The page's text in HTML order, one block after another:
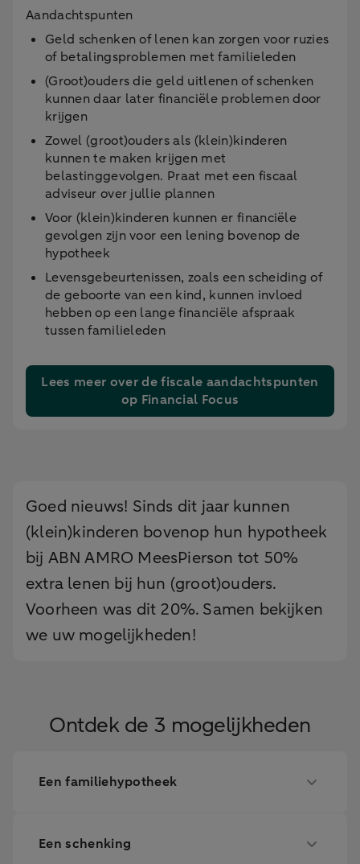
Aandachtspunten
Geld schenken of lenen kan zorgen voor ruzies
of betalingsproblemen met familieleden
(Groot)ouders die geld uitlenen of schenken
kunnen daar later financiële problemen door
krijgen
Zowel (groot)ouders als (klein)kinderen
kunnen te maken krijgen met
belastinggevolgen. Praat met een fiscaal
adviseur over jullie plannen
Voor (klein)kinderen kunnen er financiële
gevolgen zijn voor een lening bovenop de
hypotheek
Levensgebeurtenissen, zoals een scheiding of
de geboorte van een kind, kunnen invloed
hebben op een lange financiële afspraak
tussen familieleden
Lees meer over de fiscale aandachtspunten
op Financial Focus
Goed nieuws! Sinds dit jaar kunnen
(klein)kinderen bovenop hun hypotheek
bij ABN AMRO MeesPierson tot 50%
extra lenen bij hun (groot)ouders.
Voorheen was dit 20%. Samen bekijken
we uw mogelijkheden!
Ontdek de 3 mogelijkheden
Een familiehypotheek
Een schenking